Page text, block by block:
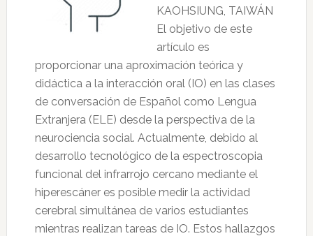
KAOHSIUNG, TAIWÁN
El objetivo de este
artículo es
proporcionar una aproximación teórica y
didáctica a la interacción oral (IO) en las clases
de conversación de Español como Lengua
Extranjera (ELE) desde la perspectiva de la
neurociencia social. Actualmente, debido al
desarrollo tecnológico de la espectroscopia
funcional del infrarrojo cercano mediante el
hiperescáner es posible medir la actividad
cerebral simultánea de varios estudiantes
mientras realizan tareas de IO. Estos hallazgos